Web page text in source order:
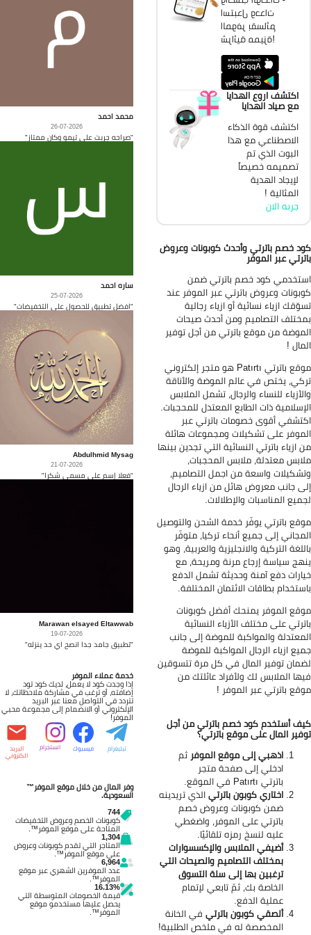
استبدل وحدات
الموفر بقسائم
شرائية مميزة!
اكتشف اروع الهدايا
مع صياد الهدايا
اكتشف قوة الذكاء
الاصطناعي مع هذا
البوت الذي تم
تصميمه خصيصاً
لإيجاد الهدية
المثالية !
جربه الان
خصم باترتي وأحدث كوبونات وعروض
عبر الموفر
كود خصم باترتي ضمن
وعروض باترتي عبر الموفر عند
ازياء نسائية أو ازياء رجالية
التصاميم ومن أحدث صيحات
من موقع باترتي من أجل توفير
!
موقع باترتي Patırtı هو متجر إلكتروني
يختص في عالم الموضة والأناقة
للنساء والرجال، تشمل الملابس
ذات الطابع المعتدل للمحجبات.
أقوى خصومات باترتي عبر
على تشكيلات ومجموعات هائلة
ازياء باترتي النسائية التي تجدين بينها
معتدلة، ملابس المحجبات،
واسعة من اجمل التصاميم،
جانب معروض هائل من ازياء الرجال
المناسبات والإطلالات.
باترتي يوفّر خدمة الشحن والتوصيل
إلى جميع أنحاء تركيا، متوفّر
التركية والانجليزية والعربية، وهو
سياسة إرجاع مرنة ومريحة، مع
دفع آمنة وحديثة تشمل الدفع
بطاقات الائتمان المختلفة.
الموفر يمنحك أفضل كوبونات
على مختلف الأزياء النسائية
والمواكبة للموضة إلى جانب
ازياء الرجال المواكبة للموضة
توفير المال في كل مرة تتسوقين
الملابس لك ولأفراد عائلتك من
باترتي عبر الموفر !
أستخدم كود خصم باترتي من أجل
المال على موقع باترتي؟
اذهبي إلى موقع الموفرثم
ادخلي إلى صفحة متجر
باترتي Patırtı في الموقع.
اختاري كوبون باترتيالذي تريدينه
ضمن كوبونات وعروض خصم
باترتي على الموفر، واضغطي
عليه لنسخ رمزه تلقائيًا.
أضيفي الملابس والإكسسوارات
بمختلف التصاميم والصيحات التي
ترغبين بها إلى سلة التسوق
الخاصة بك، ثمّ تابعي لإتمام
عملية الدفع.
ألصقي كوبون باترتيفي الخانة
المخصصة له في ملخص الطلبية!
محمد احمد
26-07-2026
"صراحه جربت على تيمو وكان ممتاز"
ساره احمد
25-07-2026
"افضل تطبيق للحصول على التخفيضات"
Abdulhmid Mysag
21-07-2026
"فعلا إسم على مسمى شكرا"
Marawan elsayed Eltawwab
19-07-2026
"تطبيق جامد جدا انصح اي حد ينزله"
خدمة عملاء الموفر
إذا وجدت كود لا يعمل، لديك كود تود
إضافته، أو ترغب في مشاركة ملاحظاتك، لا
تتردد في التواصل معنا عبر البريد
الإلكتروني أو الانضمام إلى مجموعة محبي
الموفر!
تيليغرام فيسبوك انستجرام البريد
الكتروني
وفر المال من خلال موقع الموفر™
السعودية.
744
كوبونات الخصم وعروض التخفيضات
المتاحة على موقع الموفر™.
1,304
المتاجر التي تقدم كوبونات وعروض
على موقع الموفر™.
6,964
عدد الموفرين الشهري عبر موقع
الموفر™.
16.13%
قيمة الخصومات المتوسطة التي
يحصل عليها مستخدمو موقع
الموفر™.